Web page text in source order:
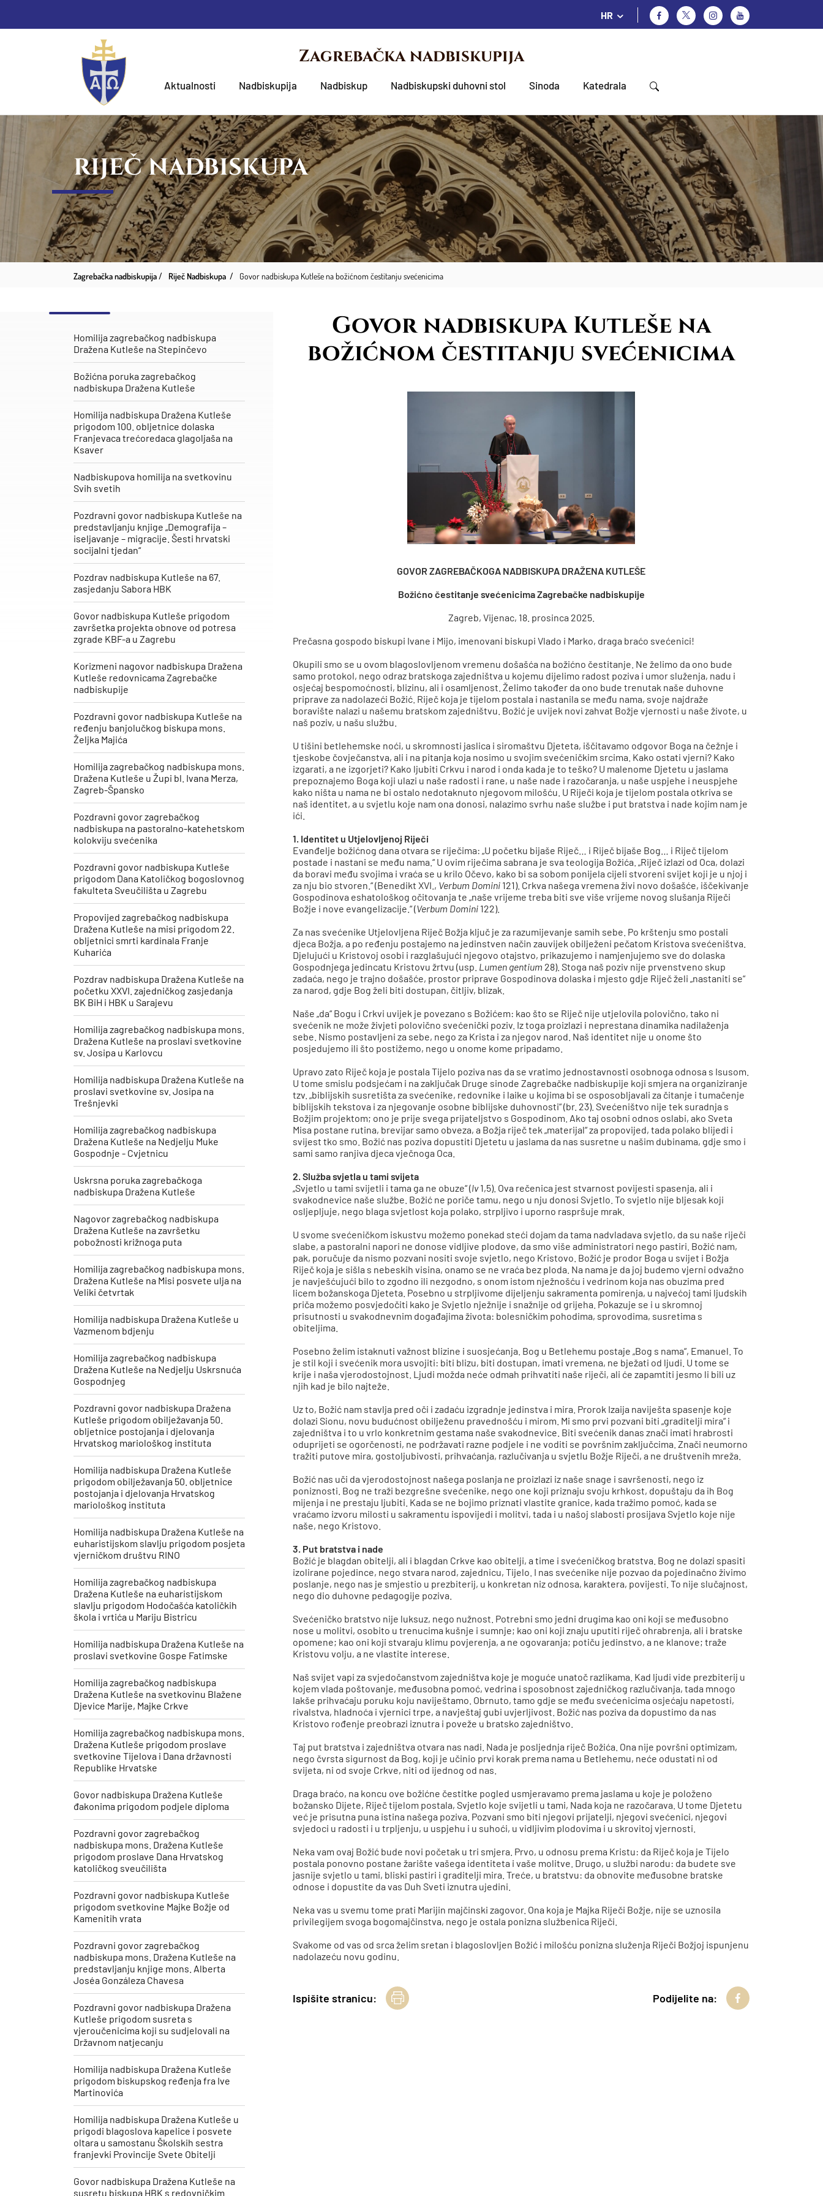
HR
Zagrebačka nadbiskupija
Aktualnosti Nadbiskupija Nadbiskup Nadbiskupski duhovni stol Sinoda Katedrala
RIJEČ NADBISKUPA
Zagrebačka nadbiskupija Riječ Nadbiskupa Govor nadbiskupa Kutleše na božićnom čestitanju svećenicima
Homilija zagrebačkog nadbiskupa
Dražena Kutleše na Stepinčevo
Božićna poruka zagrebačkog
nadbiskupa Dražena Kutleše
Homilija nadbiskupa Dražena Kutleše
prigodom 100. obljetnice dolaska
Franjevaca trećoredaca glagoljaša na
Ksaver
Nadbiskupova homilija na svetkovinu
Svih svetih
Pozdravni govor nadbiskupa Kutleše na
predstavljanju knjige „Demografija –
iseljavanje – migracije. Šesti hrvatski
socijalni tjedan“
Pozdrav nadbiskupa Kutleše na 67.
zasjedanju Sabora HBK
Govor nadbiskupa Kutleše prigodom
završetka projekta obnove od potresa
zgrade KBF-a u Zagrebu
Korizmeni nagovor nadbiskupa Dražena
Kutleše redovnicama Zagrebačke
nadbiskupije
Pozdravni govor nadbiskupa Kutleše na
ređenju banjolučkog biskupa mons.
Željka Majića
Homilija zagrebačkog nadbiskupa mons.
Dražena Kutleše u Župi bl. Ivana Merza,
Zagreb-Špansko
Pozdravni govor zagrebačkog
nadbiskupa na pastoralno-katehetskom
kolokviju svećenika
Pozdravni govor nadbiskupa Kutleše
prigodom Dana Katoličkog bogoslovnog
fakulteta Sveučilišta u Zagrebu
Propovijed zagrebačkog nadbiskupa
Dražena Kutleše na misi prigodom 22.
obljetnici smrti kardinala Franje
Kuharića
​Pozdrav nadbiskupa Dražena Kutleše na
početku XXVI. zajedničkog zasjedanja
BK BiH i HBK u Sarajevu
Homilija zagrebačkog nadbiskupa mons.
Dražena Kutleše na proslavi svetkovine
sv. Josipa u Karlovcu
Homilija nadbiskupa Dražena Kutleše na
proslavi svetkovine sv. Josipa ​na
Trešnjevki
Homilija zagrebačkog nadbiskupa
Dražena Kutleše na Nedjelju Muke
Gospodnje - Cvjetnicu
Uskrsna poruka zagrebačkoga
nadbiskupa Dražena Kutleše
​Nagovor zagrebačkog nadbiskupa
Dražena Kutleše na završetku
pobožnosti križnoga puta
Homilija zagrebačkog nadbiskupa mons.
Dražena Kutleše na Misi posvete ulja na
Veliki četvrtak
Homilija nadbiskupa Dražena Kutleše u
Vazmenom bdjenju
Homilija zagrebačkog nadbiskupa
Dražena Kutleše na Nedjelju Uskrsnuća
Gospodnjeg
Pozdravni govor nadbiskupa Dražena
Kutleše prigodom obilježavanja 50.
obljetnice postojanja i djelovanja
Hrvatskog mariološkog instituta
Homilija nadbiskupa Dražena Kutleše
prigodom obilježavanja 50. obljetnice
postojanja i djelovanja Hrvatskog
mariološkog instituta
Homilija nadbiskupa Dražena Kutleše na
euharistijskom slavlju prigodom posjeta
vjerničkom društvu RINO
Homilija zagrebačkog nadbiskupa
Dražena Kutleše na euharistijskom
slavlju prigodom Hodočašća katoličkih
škola i vrtića u Mariju Bistricu
Homilija nadbiskupa Dražena Kutleše na
proslavi svetkovine Gospe Fatimske
Homilija zagrebačkog nadbiskupa
Dražena Kutleše na svetkovinu Blažene
Djevice Marije, Majke Crkve
Homilija zagrebačkog nadbiskupa mons.
Dražena Kutleše prigodom proslave
svetkovine Tijelova i Dana državnosti
Republike Hrvatske
Govor nadbiskupa Dražena Kutleše
đakonima prigodom podjele diploma
Pozdravni govor zagrebačkog
nadbiskupa mons. Dražena Kutleše
prigodom proslave Dana Hrvatskog
katoličkog sveučilišta
Pozdravni govor nadbiskupa Kutleše
prigodom svetkovine Majke Božje od
Kamenitih vrata
Pozdravni govor zagrebačkog
nadbiskupa mons. Dražena Kutleše na
predstavljanju knjige mons. Alberta
Joséa Gonzáleza Chavesa
Pozdravni govor nadbiskupa Dražena
Kutleše prigodom susreta s
vjeroučenicima koji su sudjelovali na
Državnom natjecanju
Homilija nadbiskupa Dražena Kutleše
prigodom biskupskog ređenja fra Ive
Martinovića
Homilija nadbiskupa Dražena Kutleše u
prigodi blagoslova kapelice i posvete
oltara u samostanu Školskih sestra
franjevki Provincije Svete Obitelji
Govor nadbiskupa Dražena Kutleše na
susretu biskupa HBK s redovničkim
Govor nadbiskupa Kutleše na
božićnom čestitanju svećenicima
GOVOR ZAGREBAČKOGA NADBISKUPA DRAŽENA KUTLEŠE
Božićno čestitanje svećenicima Zagrebačke nadbiskupije
Zagreb, Vijenac, 18. prosinca 2025.
Prečasna gospodo biskupi Ivane i Mijo, imenovani biskupi Vlado i Marko, draga braćo svećenici!
Okupili smo se u ovom blagoslovljenom vremenu došašća na božićno čestitanje. Ne želimo da ono bude
samo protokol, nego odraz bratskoga zajedništva u kojemu dijelimo radost poziva i umor služenja, nadu i
osjećaj bespomoćnosti, blizinu, ali i osamljenost. Želimo također da ono bude trenutak naše duhovne
priprave za nadolazeći Božić. Riječ koja je tijelom postala i nastanila se među nama, svoje najdraže
boravište nalazi u našemu bratskom zajedništvu. Božić je uvijek novi zahvat Božje vjernosti u naše živote, u
naš poziv, u našu službu.
U tišini betlehemske noći, u skromnosti jaslica i siromaštvu Djeteta, iščitavamo odgovor Boga na čežnje i
tjeskobe čovječanstva, ali i na pitanja koja nosimo u svojim svećeničkim srcima. Kako ostati vjerni? Kako
izgarati, a ne izgorjeti? Kako ljubiti Crkvu i narod i onda kada je to teško? U malenome Djetetu u jaslama
prepoznajemo Boga koji ulazi u naše radosti i rane, u naše nade i razočaranja, u naše uspjehe i neuspjehe
kako ništa u nama ne bi ostalo nedotaknuto njegovom milošću. U Riječi koja je tijelom postala otkriva se
naš identitet, a u svjetlu koje nam ona donosi, nalazimo svrhu naše službe i put bratstva i nade kojim nam je
ići.
1. Identitet u Utjelovljenoj Riječi
Evanđelje božićnog dana otvara se riječima: „U početku bijaše Riječ… i Riječ bijaše Bog… i Riječ tijelom
postade i nastani se među nama.“ U ovim riječima sabrana je sva teologija Božića. „Riječ izlazi od Oca, dolazi
da boravi među svojima i vraća se u krilo Očevo, kako bi sa sobom ponijela cijeli stvoreni svijet koji je u njoj i
za nju bio stvoren.“ (Benedikt XVI., Verbum Domini 121). Crkva našega vremena živi novo došašće, iščekivanje
Gospodinova eshatološkog očitovanja te „naše vrijeme treba biti sve više vrijeme novog slušanja Riječi
Božje i nove evangelizacije.“ (Verbum Domini 122).
Za nas svećenike Utjelovljena Riječ Božja ključ je za razumijevanje samih sebe. Po krštenju smo postali
djeca Božja, a po ređenju postajemo na jedinstven način zauvijek obilježeni pečatom Kristova svećeništva.
Djelujući u Kristovoj osobi i razglašujući njegovo otajstvo, prikazujemo i namjenjujemo sve do dolaska
Gospodnjega jedincatu Kristovu žrtvu (usp. Lumen gentium 28). Stoga naš poziv nije prvenstveno skup
zadaća, nego je trajno došašće, prostor priprave Gospodinova dolaska i mjesto gdje Riječ želi „nastaniti se“
za narod, gdje Bog želi biti dostupan, čitljiv, blizak.
Naše „da“ Bogu i Crkvi uvijek je povezano s Božićem: kao što se Riječ nije utjelovila polovično, tako ni
svećenik ne može živjeti polovično svećenički poziv. Iz toga proizlazi i neprestana dinamika nadilaženja
sebe. Nismo postavljeni za sebe, nego za Krista i za njegov narod. Naš identitet nije u onome što
posjedujemo ili što postižemo, nego u onome kome pripadamo.
Upravo zato Riječ koja je postala Tijelo poziva nas da se vratimo jednostavnosti osobnoga odnosa s Isusom.
U tome smislu podsjećam i na zaključak Druge sinode Zagrebačke nadbiskupije koji smjera na organiziranje
tzv. „biblijskih susretišta za svećenike, redovnike i laike u kojima bi se osposobljavali za čitanje i tumačenje
biblijskih tekstova i za njegovanje osobne biblijske duhovnosti“ (br. 23). Svećeništvo nije tek suradnja s
Božjim projektom; ono je prije svega prijateljstvo s Gospodinom. Ako taj osobni odnos oslabi, ako Sveta
Misa postane rutina, brevijar samo obveza, a Božja riječ tek „materijal“ za propovijed, tada polako blijedi i
svijest tko smo. Božić nas poziva dopustiti Djetetu u jaslama da nas susretne u našim dubinama, gdje smo i
sami samo ranjiva djeca vječnoga Oca.
2. Služba svjetla u tami svijeta
„Svjetlo u tami svijetli i tama ga ne obuze“ (Iv1,5). Ova rečenica jest stvarnost povijesti spasenja, ali i
svakodnevice naše službe. Božić ne poriče tamu, nego u nju donosi Svjetlo. To svjetlo nije bljesak koji
osljepljuje, nego blaga svjetlost koja polako, strpljivo i uporno raspršuje mrak.​
U svome svećeničkom iskustvu možemo ponekad steći dojam da tama nadvladava svjetlo, da su naše riječi
slabe, a pastoralni napori ne donose vidljive plodove, da smo više administratori nego pastiri. Božić nam,
pak, poručuje da nismo pozvani nositi svoje svjetlo, nego Kristovo. Božić je prodor Boga u svijet i Božja
Riječ koja je sišla s nebeskih visina, onamo se ne vraća bez ploda. Na nama je da joj budemo vjerni odvažno
je navješćujući bilo to zgodno ili nezgodno, s onom istom nježnošću i vedrinom koja nas obuzima pred
licem božanskoga Djeteta. Posebno u strpljivome dijeljenju sakramenta pomirenja, u najvećoj tami ljudskih
priča možemo posvjedočiti kako je Svjetlo nježnije i snažnije od grijeha. Pokazuje se i u skromnoj
prisutnosti u svakodnevnim događajima života: bolesničkim pohodima, sprovodima, susretima s
obiteljima.
Posebno želim istaknuti važnost blizine i suosjećanja. Bog u Betlehemu postaje „Bog s nama“, Emanuel. To
je stil koji i svećenik mora usvojiti: biti blizu, biti dostupan, imati vremena, ne bježati od ljudi. U tome se
krije i naša vjerodostojnost. Ljudi možda neće odmah prihvatiti naše riječi, ali će zapamtiti jesmo li bili uz
njih kad je bilo najteže.
Uz to, Božić nam stavlja pred oči i zadaću izgradnje jedinstva i mira. Prorok Izaija naviješta spasenje koje
dolazi Sionu, novu budućnost obilježenu pravednošću i mirom. Mi smo prvi pozvani biti „graditelji mira“ i
zajedništva i to u vrlo konkretnim gestama naše svakodnevice. Biti svećenik danas znači imati hrabrosti
oduprijeti se ogorčenosti, ne podržavati razne podjele i ne voditi se površnim zaključcima. Znači neumorno
tražiti putove mira, gostoljubivosti, prihvaćanja, razlučivanja u svjetlu Božje Riječi, a ne društvenih mreža.
Božić nas uči da vjerodostojnost našega poslanja ne proizlazi iz naše snage i savršenosti, nego iz
poniznosti. Bog ne traži bezgrešne svećenike, nego one koji priznaju svoju krhkost, dopuštaju da ih Bog
mijenja i ne prestaju ljubiti. Kada se ne bojimo priznati vlastite granice, kada tražimo pomoć, kada se
vraćamo izvoru milosti u sakramentu ispovijedi i molitvi, tada i u našoj slabosti prosijava Svjetlo koje nije
naše, nego Kristovo.
3. Put bratstva i nade
Božić je blagdan obitelji, ali i blagdan Crkve kao obitelji, a time i svećeničkog bratstva. Bog ne dolazi spasiti
izolirane pojedince, nego stvara narod, zajednicu, Tijelo. I nas svećenike nije pozvao da pojedinačno živimo
poslanje, nego nas je smjestio u prezbiterij, u konkretan niz odnosa, karaktera, povijesti. To nije slučajnost,
nego dio duhovne pedagogije poziva.
Svećeničko bratstvo nije luksuz, nego nužnost. Potrebni smo jedni drugima kao oni koji se međusobno
nose u molitvi, osobito u trenucima kušnje i sumnje; kao oni koji znaju uputiti riječ ohrabrenja, ali i bratske
opomene; kao oni koji stvaraju klimu povjerenja, a ne ogovaranja; potiču jedinstvo, a ne klanove; traže
Kristovu volju, a ne vlastite interese.
Naš svijet vapi za svjedočanstvom zajedništva koje je moguće unatoč razlikama. Kad ljudi vide prezbiterij u
kojem vlada poštovanje, međusobna pomoć, vedrina i sposobnost zajedničkog razlučivanja, tada mnogo
lakše prihvaćaju poruku koju naviještamo. Obrnuto, tamo gdje se među svećenicima osjećaju napetosti,
rivalstva, hladnoća i vjernici trpe, a navještaj gubi uvjerljivost. Božić nas poziva da dopustimo da nas
Kristovo rođenje preobrazi iznutra i poveže u bratsko zajedništvo.
Taj put bratstva i zajedništva otvara nas nadi. Nada je posljednja riječ Božića. Ona nije površni optimizam,
nego čvrsta sigurnost da Bog, koji je učinio prvi korak prema nama u Betlehemu, neće odustati ni od
svijeta, ni od svoje Crkve, niti od ijednog od nas.
Draga braćo, na koncu ove božićne čestitke pogled usmjeravamo prema jaslama u koje je položeno
božansko Dijete, Riječ tijelom postala, Svjetlo koje svijetli u tami, Nada koja ne razočarava. U tome Djetetu
već je prisutna puna istina našega poziva. Pozvani smo biti njegovi prijatelji, njegovi svećenici, njegovi
svjedoci u radosti i u trpljenju, u uspjehu i u suhoći, u vidljivim plodovima i u skrovitoj vjernosti.
Neka vam ovaj Božić bude novi početak u tri smjera. Prvo, u odnosu prema Kristu: da Riječ koja je Tijelo
postala ponovno postane žarište vašega identiteta i vaše molitve. Drugo, u službi narodu: da budete sve
jasnije svjetlo u tami, bliski pastiri i graditelji mira. Treće, u bratstvu: da obnovite međusobne bratske
odnose i dopustite da vas Duh Sveti iznutra ujedini.
Neka vas u svemu tome prati Marijin majčinski zagovor. Ona koja je Majka Riječi Božje, nije se uznosila
privilegijem svoga bogomajčinstva, nego je ostala ponizna službenica Riječi.
Svakome od vas od srca želim sretan i blagoslovljen Božić i milošću ponizna služenja Riječi Božjoj ispunjenu
nadolazeću novu godinu.
Ispišite stranicu: Podijelite na: